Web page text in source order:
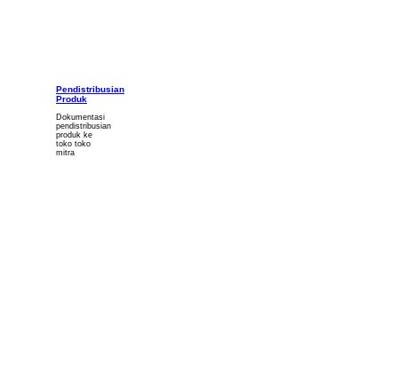
Pendistribusian
Produk
Dokumentasi
pendistribusian
produk ke
toko toko
mitra